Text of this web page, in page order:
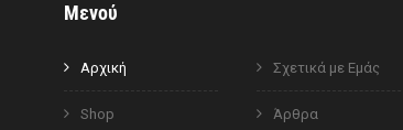
Μενού
Αρχική Σχετικά με Εμάς
Shop Άρθρα